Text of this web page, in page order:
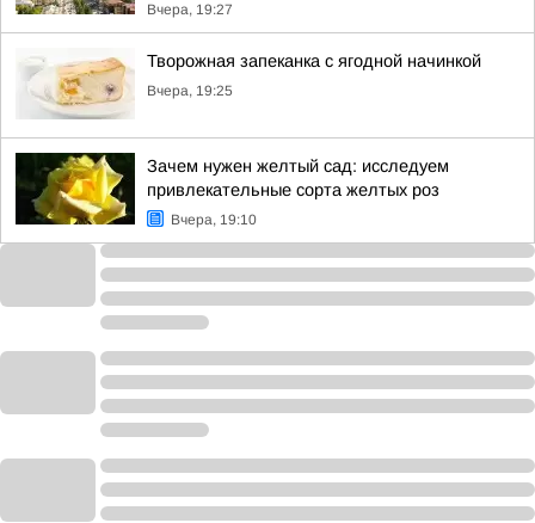
Вчера, 19:27
Творожная запеканка с ягодной начинкой
Вчера, 19:25
Зачем нужен желтый сад: исследуем
привлекательные сорта желтых роз
Вчера, 19:10